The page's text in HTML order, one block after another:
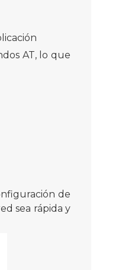
AT, lo que
de
sea rápida y